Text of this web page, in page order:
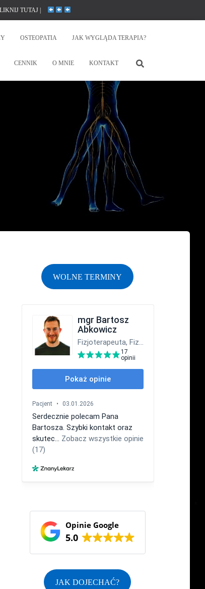
TUTAJ |
OSTEOPATIA JAK WYGLĄDA TERAPIA?
CENNIK O MNIE KONTAKT
WOLNE TERMINY
Opinie Google
5.0
JAK DOJECHAĆ?